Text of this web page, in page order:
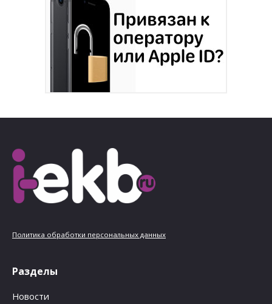
Политика обработки персональных данных
Разделы
Новости